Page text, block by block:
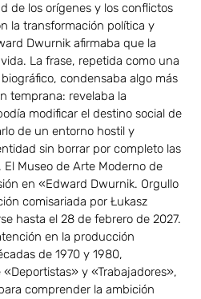
de los orígenes y los conflictos
la transformación política y
Dwurnik afirmaba que la
La frase, repetida como una
condensaba algo más
temprana: revelaba la
modificar el destino social de
de un entorno hostil y
sin borrar por completo las
Museo de Arte Moderno de
en «Edward Dwurnik. Orgullo
comisariada por Łukasz
hasta el 28 de febrero de 2027.
en la producción
de 1970 y 1980,
y «Trabajadores»,
comprender la ambición